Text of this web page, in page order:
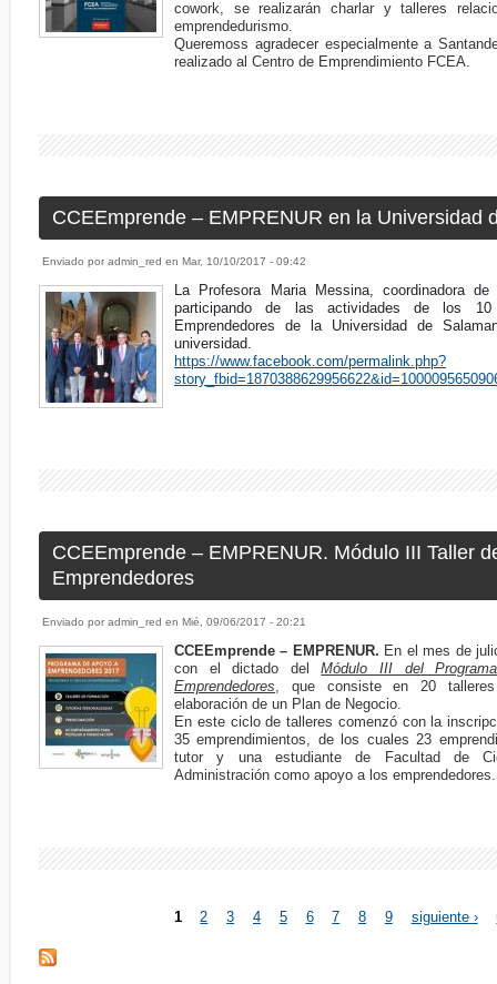
cowork, se realizarán charlar y talleres
emprendedurismo.
Queremoss agradecer especialmente a
realizado al Centro de Emprendimiento FCEA.
CCEEmprende – EMPRENUR en la Universidad
Enviado poradmin_red enMar, 10/10/2017 - 09:42
La Profesora Maria Messina, coordinadora
participando de las actividades de los
Emprendedores de la Universidad de
universidad.
https://www.facebook.com/permalink.php?
CCEEmprende – EMPRENUR. Módulo III Taller
Emprendedores
Enviado poradmin_red enMié, 09/06/2017 - 20:21
CCEEmprende – EMPRENUR. En el mes de
con el dictado delMódulo III del
Emprendedores , que consiste en 20
elaboración de un Plan de Negocio.
En este ciclo de talleres comenzó con la
35 emprendimientos, de los cuales 23
tutor y una estudiante de Facultad de
Administración como apoyo a los emprendedores.
Páginas
1 2 3 4 5 6 7 8 9 siguiente ›